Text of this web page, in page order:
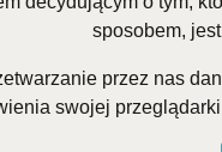
sposobem,
przez nas
swojej